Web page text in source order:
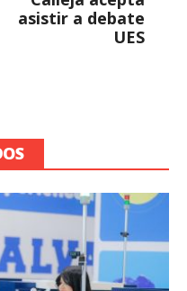
asistir a debate
UES